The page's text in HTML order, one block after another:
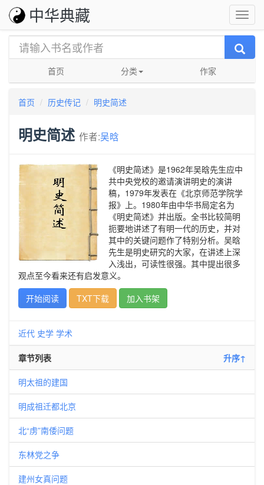
中华典藏
首页 分类 作家
首页 历史传记 明史简述
明史简述 作者:吴晗
《明史简述》是1962年吴晗先生应中
共中央党校的邀请演讲明史的演讲
稿，1979年发表在《北京师范学院学
报》上。1980年由中华书局定名为
《明史简述》并出版。全书比较简明
扼要地讲述了有明一代的历史，并对
其中的关键问题作了特别分析。吴晗
先生是明史研究的大家，在讲述上深
入浅出，可读性很强。其中提出很多
观点至今看来还有启发意义。
开始阅读
TXT下载 加入书架
近代 史学 学术
章节列表 升序↑
明太祖的建国
明成祖迁都北京
北“虏”南倭问题
东林党之争
建州女真问题